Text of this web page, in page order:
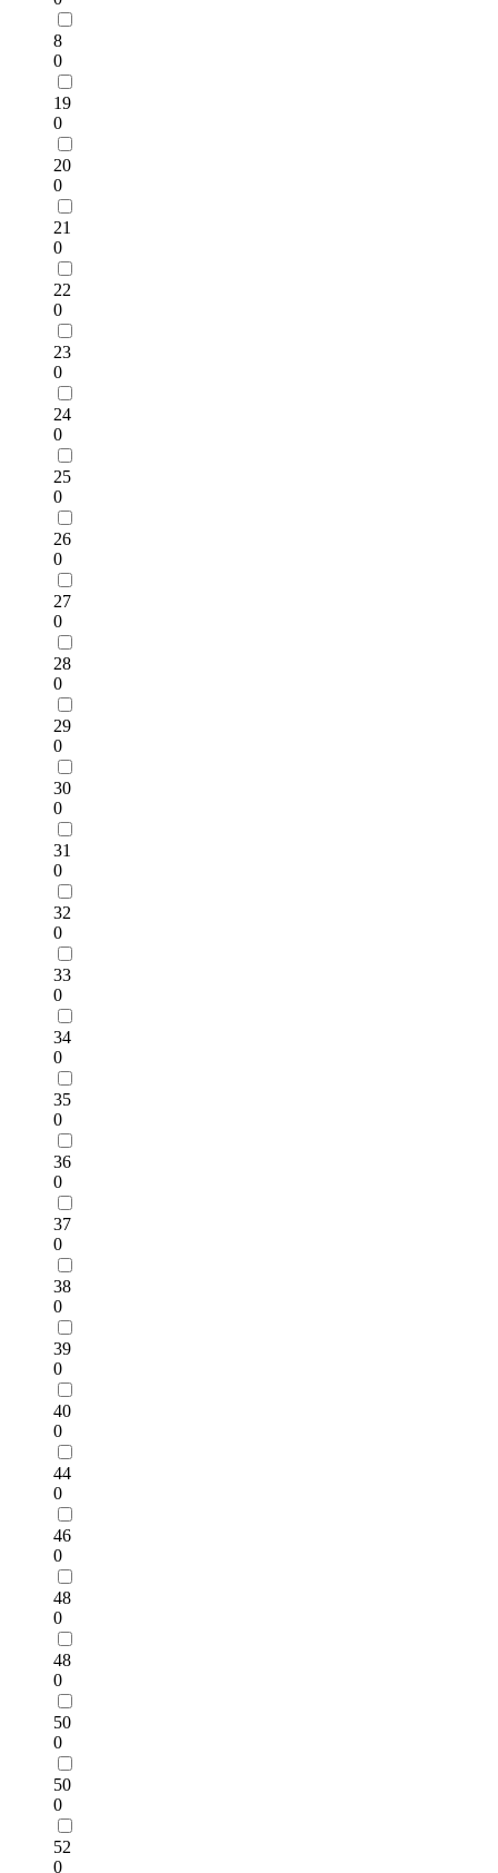
8
0
19
0
20
0
21
0
22
0
23
0
24
0
25
0
26
0
27
0
28
0
29
0
30
0
31
0
32
0
33
0
34
0
35
0
36
0
37
0
38
0
39
0
40
0
44
0
46
0
48
0
48
0
50
0
50
0
52
0